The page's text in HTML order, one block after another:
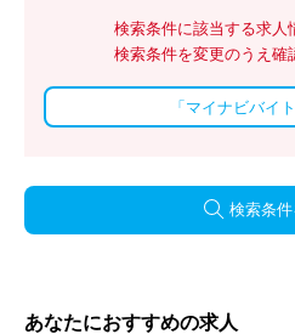
検索条件に該当する求人
検索条件を変更のうえ確
「マイナビバイ
検索条
あなたにおすすめの求人